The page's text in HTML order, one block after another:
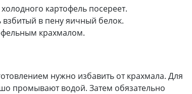
картофель посереет.
в пену яичный белок.
крахмалом.
нужно избавить от крахмала. Для
промывают водой. Затем обязательно